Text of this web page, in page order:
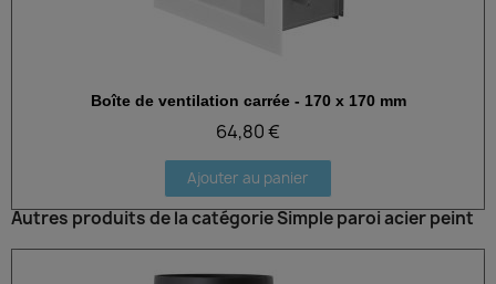
Aperçu rapide
Boîte de ventilation carrée - 170 x 170 mm
64,80 €
Ajouter au panier
Autres produits de la catégorie Simple paroi acier peint